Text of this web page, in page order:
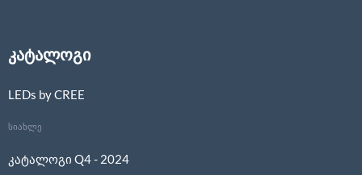
კატალოგი
LEDs by CREE
სიახლე
კატალოგი Q4 - 2024